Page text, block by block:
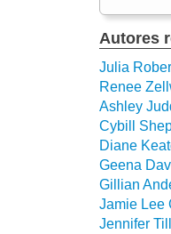
Autores
Julia
Renee
Ashley
Cybill
Diane
Geena
Gillian
Jamie Lee
Jennifer